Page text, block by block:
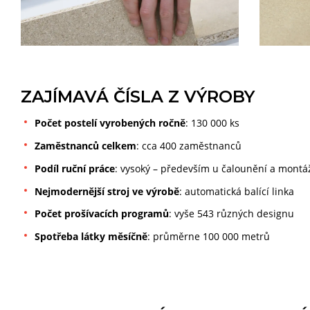
ZAJÍMAVÁ ČÍSLA Z VÝROBY
Počet postelí vyrobených ročně: 130 000 ks
Zaměstnanců celkem: cca 400 zaměstnanců
Podíl ruční práce: vysoký – především u čalounění a
Nejmodernější stroj ve výrobě: automatická balící linka
Počet prošívacích programů: vyše 543 různých designu
Spotřeba látky měsíčně: průměrne 100 000 metrů